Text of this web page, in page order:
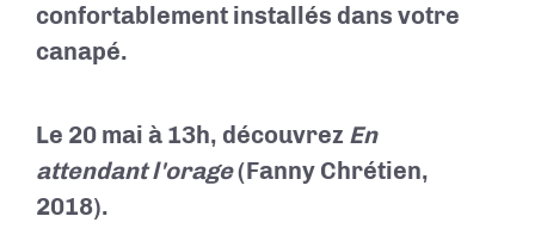
confortablement installés dans votre
canapé.
Le 20 mai à 13h, découvrez En
attendant l'orage(Fanny Chrétien,
2018).